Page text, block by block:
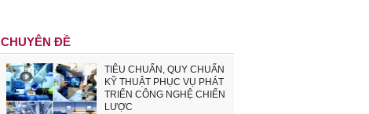
CHUYÊN ĐỀ
TIÊU CHUẨN, QUY CHUẨN
KỸ THUẬT PHỤC VỤ PHÁT
TRIỂN CÔNG NGHỆ CHIẾN
LƯỢC